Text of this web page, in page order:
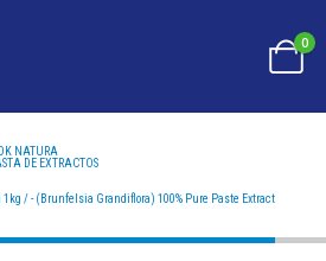
0
NATURA
DE EXTRACTOS
1kg / - (Brunfelsia Grandiflora) 100% Pure Paste Extract